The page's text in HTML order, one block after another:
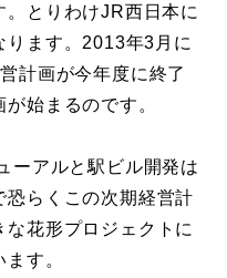
とりわけJR西日本に
ります。2013年3月に
計画が今年度に終了
始まるのです。
ーアルと駅ビル開発は
恐らくこの次期経営計
花形プロジェクトに
す。